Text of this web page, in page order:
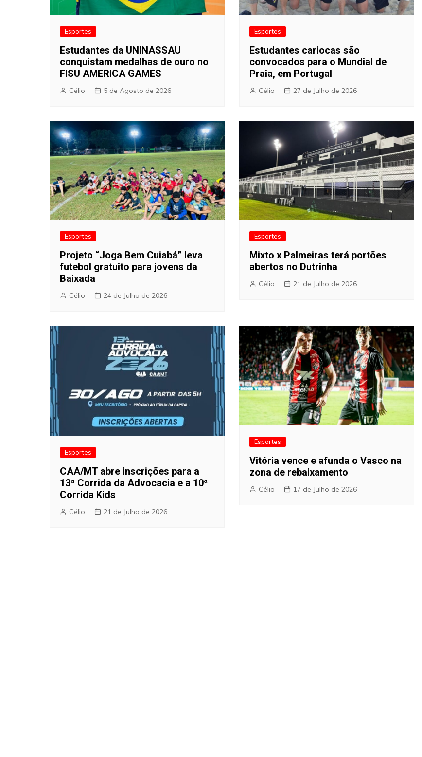
Esportes
Estudantes da UNINASSAU
conquistam medalhas de ouro no
FISU AMERICA GAMES
Célio 5 de Agosto de 2026
Esportes
Estudantes cariocas são
convocados para o Mundial de
Praia, em Portugal
Célio 27 de Julho de 2026
Esportes
Projeto “Joga Bem Cuiabá” leva
futebol gratuito para jovens da
Baixada
Célio 24 de Julho de 2026
Esportes
Mixto x Palmeiras terá portões
abertos no Dutrinha
Célio 21 de Julho de 2026
Esportes
CAA/MT abre inscrições para a
13ª Corrida da Advocacia e a 10ª
Corrida Kids
Célio 21 de Julho de 2026
Esportes
Vitória vence e afunda o Vasco na
zona de rebaixamento
Célio 17 de Julho de 2026